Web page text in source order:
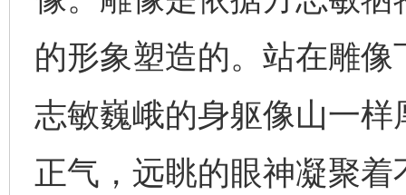
的形象塑造的。站在雕
志敏巍峨的身躯像山一
正气，远眺的眼神凝聚